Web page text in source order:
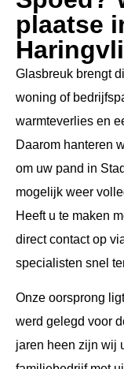
plaatse
Glasbreuk brengt
woning of
warmteverlies en
Daarom hanteren
om uw pand in
mogelijk weer
Heeft u te maken
direct contact op
specialisten snel
Onze oorsprong
werd gelegd voor
jaren heen zijn wij